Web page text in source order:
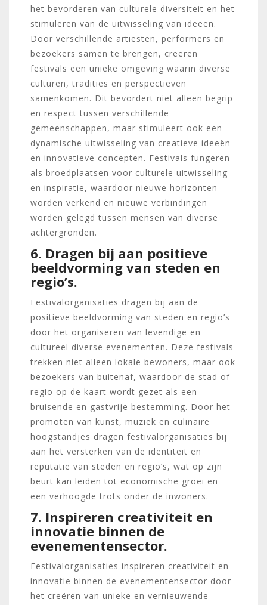
het bevorderen van culturele diversiteit en het
stimuleren van de uitwisseling van ideeën.
Door verschillende artiesten, performers en
bezoekers samen te brengen, creëren
festivals een unieke omgeving waarin diverse
culturen, tradities en perspectieven
samenkomen. Dit bevordert niet alleen begrip
en respect tussen verschillende
gemeenschappen, maar stimuleert ook een
dynamische uitwisseling van creatieve ideeën
en innovatieve concepten. Festivals fungeren
als broedplaatsen voor culturele uitwisseling
en inspiratie, waardoor nieuwe horizonten
worden verkend en nieuwe verbindingen
worden gelegd tussen mensen van diverse
achtergronden.
6. Dragen bij aan positieve
beeldvorming van steden en
regio’s.
Festivalorganisaties dragen bij aan de
positieve beeldvorming van steden en regio’s
door het organiseren van levendige en
cultureel diverse evenementen. Deze festivals
trekken niet alleen lokale bewoners, maar ook
bezoekers van buitenaf, waardoor de stad of
regio op de kaart wordt gezet als een
bruisende en gastvrije bestemming. Door het
promoten van kunst, muziek en culinaire
hoogstandjes dragen festivalorganisaties bij
aan het versterken van de identiteit en
reputatie van steden en regio’s, wat op zijn
beurt kan leiden tot economische groei en
een verhoogde trots onder de inwoners.
7. Inspireren creativiteit en
innovatie binnen de
evenementensector.
Festivalorganisaties inspireren creativiteit en
innovatie binnen de evenementensector door
het creëren van unieke en vernieuwende